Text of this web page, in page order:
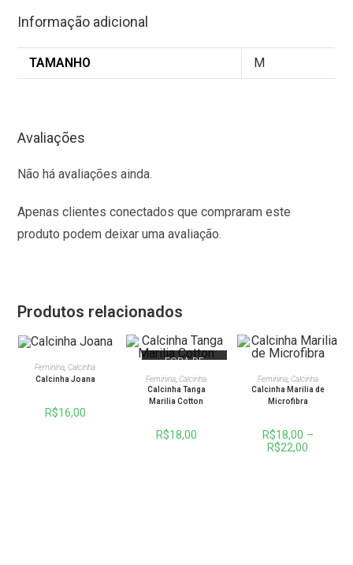
Informação adicional
TAMANHO M
Avaliações
Não há avaliações ainda.
Apenas clientes conectados que compraram este
produto podem deixar uma avaliação.
Produtos relacionados
VER OPÇÕES
Feminina ,Calcinha
Calcinha Joana
R$16,00
FORA DE
VER OPÇÕES
Feminina,Calcinha
Calcinha Tanga
Marilia Cotton
R$18,00
VER OPÇÕES
Feminina, Calcinha
Calcinha Marilia de
Microfibra
R$18,00 –
R$22,00